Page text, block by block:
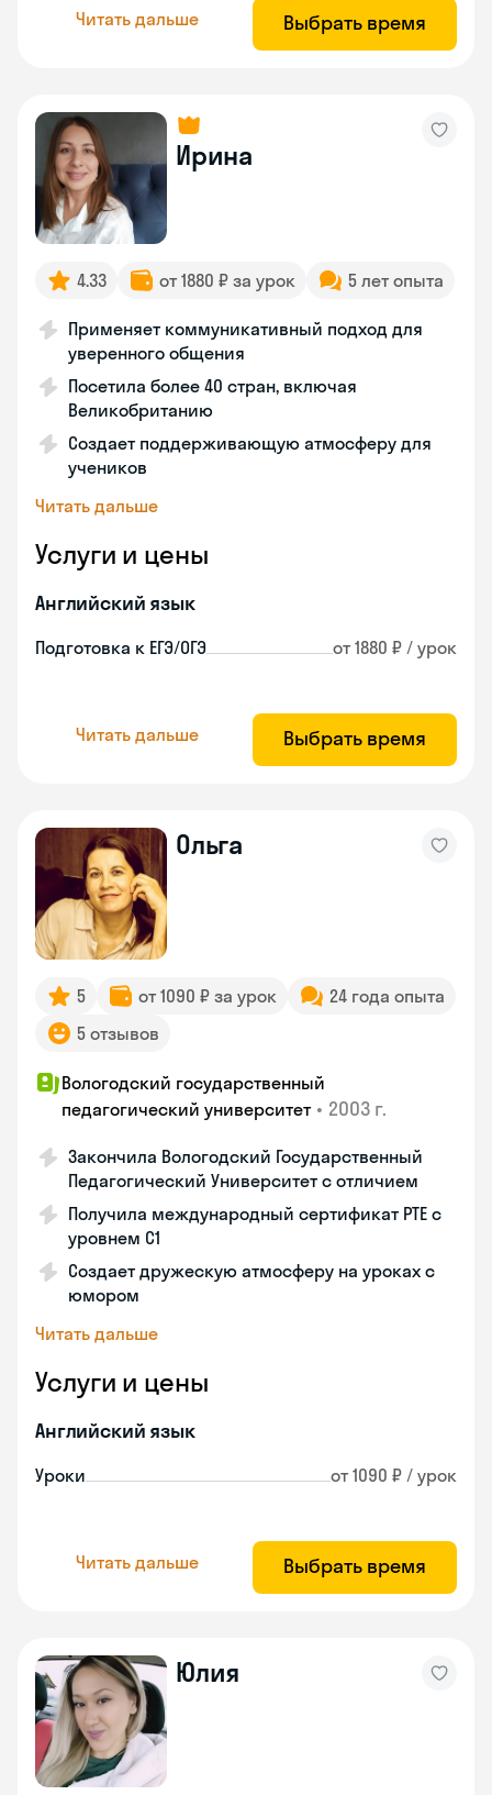
Читать дальше Выбрать время
Ирина
4.33 от 1880 ₽ за урок 5 лет опыта
Применяет коммуникативный подход для
уверенного общения
Посетила более 40 стран, включая
Великобританию
Создает поддерживающую атмосферу для
учеников
Читать дальше
Услуги и цены
Английский язык
Подготовка к ЕГЭ/ОГЭ от 1880 ₽ / урок
Читать дальше Выбрать время
Ольга
5 от 1090 ₽ за урок
24 года опыта
5 отзывов
Вологодский государственный
педагогический университет • 2003 г.
Закончила Вологодский Государственный
Педагогический Университет с отличием
Получила международный сертификат PTE с
уровнем C1
Создает дружескую атмосферу на уроках с
юмором
Читать дальше
Услуги и цены
Английский язык
Уроки от 1090 ₽ / урок
Читать дальше Выбрать время
Юлия